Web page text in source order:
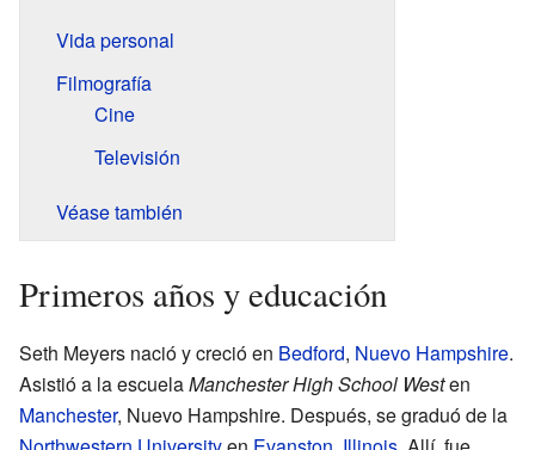
Vida personal
Filmografía
Cine
Televisión
Véase también
Primeros años y educación
Seth Meyers nació y creció en Bedford, Nuevo Hampshire.
Asistió a la escuelaManchester High School Westen
Manchester, Nuevo Hampshire. Después, se graduó de la